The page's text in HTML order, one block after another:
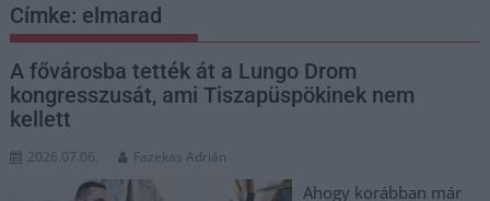
Címke: elmarad
A fővárosba tették át a Lungo Drom
kongresszusát, ami Tiszapüspökinek nem
kellett
2026.07.06. Fazekas Adrián
Ahogy korábban már